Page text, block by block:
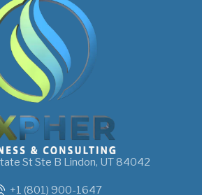
St Ste B Lindon, UT 84042
+1 (801) 900-1647